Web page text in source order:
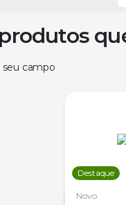
seu campo
Destaque
Novo